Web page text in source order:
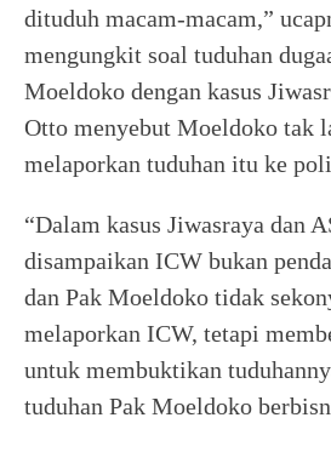
dituduh macam-macam,”
mengungkit soal tuduhan
Moeldoko dengan kasus
Otto menyebut Moeldoko tak
melaporkan tuduhan itu ke
“Dalam kasus Jiwasraya dan
disampaikan ICW bukan
dan Pak Moeldoko tidak
melaporkan ICW, tetapi
untuk membuktikan
tuduhan Pak Moeldoko